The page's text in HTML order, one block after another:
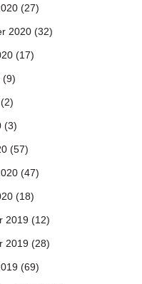
(27)
2020 (32)
(17)
(9)
(3)
(57)
(47)
(18)
2019 (12)
2019 (28)
(69)